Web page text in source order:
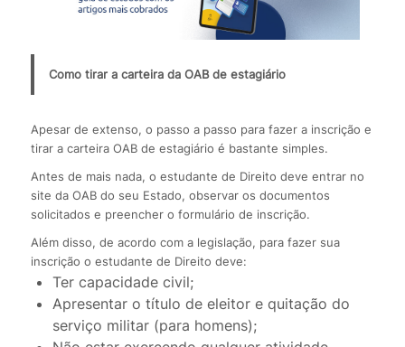
Como tirar a carteira da OAB de estagiário
Apesar de extenso, o passo a passo para fazer a inscrição e
tirar a carteira OAB de estagiário é bastante simples.
Antes de mais nada, o estudante de Direito deve entrar no
site da OAB do seu Estado, observar os documentos
solicitados e preencher o formulário de inscrição.
Além disso, de acordo com a legislação, para fazer sua
inscrição o estudante de Direito deve:
Ter capacidade civil;
Apresentar o título de eleitor e quitação do
serviço militar (para homens);